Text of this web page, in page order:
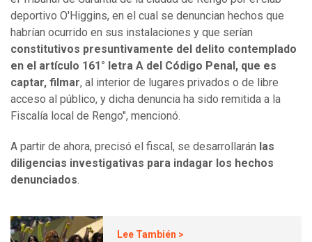
deportivo O'Higgins, en el cual se denuncian hechos que
habrían ocurrido en sus instalaciones y que serían
constitutivos presuntivamente del delito contemplado
en el artículo 161° letra A del Código Penal, que es
captar, filmar, al interior de lugares privados o de libre
acceso al público, y dicha denuncia ha sido remitida a la
Fiscalía local de Rengo", mencionó.
A partir de ahora, precisó el fiscal, se desarrollarán las
diligencias investigativas para indagar los hechos
denunciados.
Lee También >